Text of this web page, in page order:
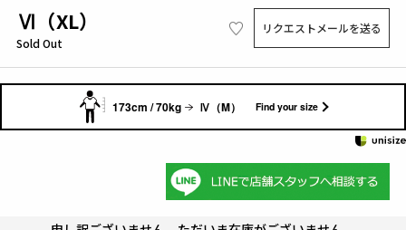
Ⅵ（XL）
Sold Out
リクエストメールを送る
173cm / 70kg Ⅳ（M） Find your size